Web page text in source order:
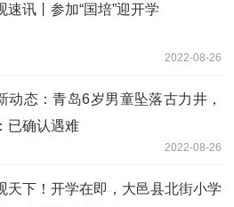
速讯丨参加“国培”迎开学
2022-08-26
动态：青岛6岁男童坠落古力井，
已确认遇难
2022-08-26
天下！开学在即，大邑县北街小学